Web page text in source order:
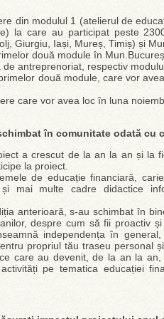
din modulul 1 (atelierul de
la care au participat peste
Giurgiu, Iași, Mureș, Timiș) și
două module în
antreprenoriat, respectiv
două module, care vor
care vor avea loc în luna
în comunitate odată
a crescut de la an la an și la
la proiect.
de educație financiară,
și mai multe cadre didactice
anterioară, s-au schimbat în
despre cum să fii proactiv
independența în
propriul tău traseu personal
care au devenit, de la an la
pe tematica educației